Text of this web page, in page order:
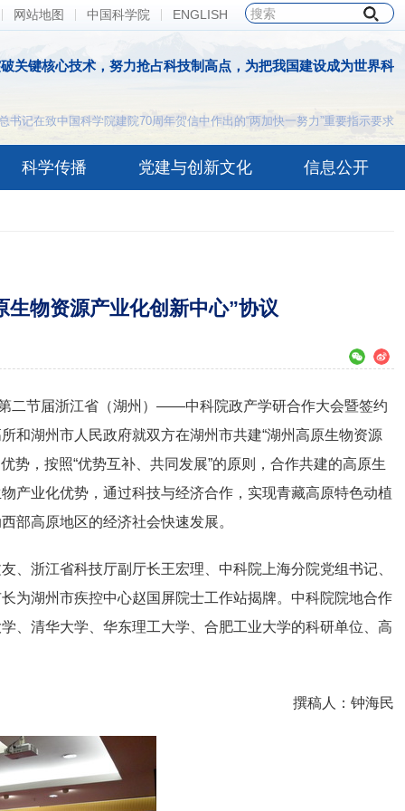
网站地图 中国科学院 ENGLISH
关键核心技术，努力抢占科技制高点，为把我国建设成为世界科
记在致中国科学院建院70周年贺信中作出的“两加快一努力”重要指示要求
科学传播 党建与创新文化 信息公开
物资源产业化创新中心”协议
二节届浙江省（湖州）——中科院政产学研合作大会暨签约
和湖州市人民政府就双方在湖州市共建“湖州高原生物资源
势，按照“优势互补、共同发展”的原则，合作共建的高原生
产业化优势，通过科技与经济合作，实现青藏高原特色动植
部高原地区的经济社会快速发展。
、浙江省科技厅副厅长王宏理、中科院上海分院党组书记、
为湖州市疾控中心赵国屏院士工作站揭牌。中科院院地合作
、清华大学、华东理工大学、合肥工业大学的科研单位、高
撰稿人：钟海民